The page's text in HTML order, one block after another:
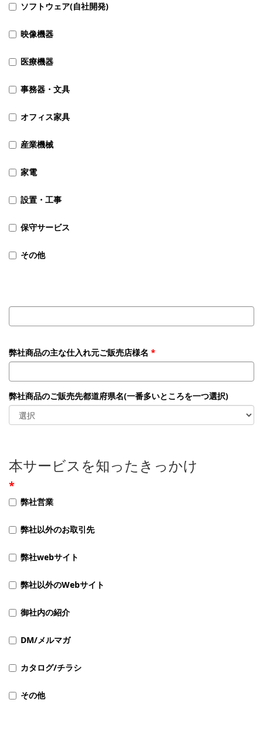
ソフトウェア(自社開発)
映像機器
医療機器
事務器・文具
オフィス家具
産業機械
家電
設置・工事
保守サービス
その他
弊社商品の主な仕入れ元ご販売店様名
弊社商品のご販売先都道府県名(一番多いところを一つ選択)
本サービスを知ったきっかけ
弊社営業
弊社以外のお取引先
弊社webサイト
弊社以外のWebサイト
御社内の紹介
DM/メルマガ
カタログ/チラシ
その他